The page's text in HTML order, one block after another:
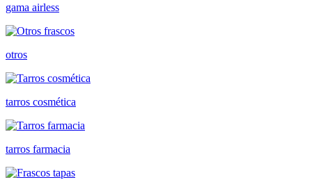
gama airless
otros
tarros cosmética
tarros farmacia